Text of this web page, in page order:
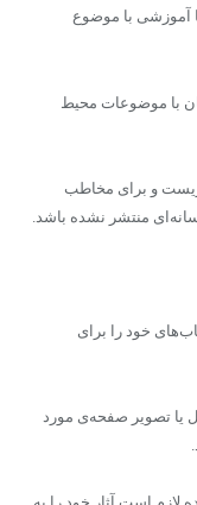
آموزشی با موضوع
با موضوعات محیط
و برای مخاطب
منتشر نشده باشد.
خود را برای
یا تصویر صفحه‌ی مورد